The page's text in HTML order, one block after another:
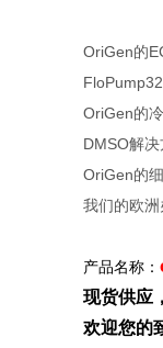
OriGen的
OriGen的
DMSO解
OriGen的
我们的欧
产品名称：
现货供应
欢迎您